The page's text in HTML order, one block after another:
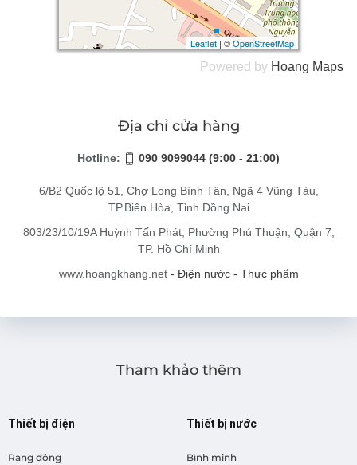
Leaflet | ©OpenStreetMap
Leaflet | ©OpenStreetMap
Powered by Hoang Maps
Địa chỉ cửa hàng
Hotline: 090 9099044 (9:00 - 21:00)
6/B2 Quốc lộ 51, Chợ Long Bình Tân, Ngã 4 Vũng Tàu,
TP.Biên Hòa, Tỉnh Đồng Nai
803/23/10/19A Huỳnh Tấn Phát, Phường Phú Thuận, Quận 7,
TP. Hồ Chí Minh
www.hoangkhang.net - Điện nước - Thực phẩm
Tham khảo thêm
Thiết bị điện
Rạng đông
Thiết bị nước
Bình minh